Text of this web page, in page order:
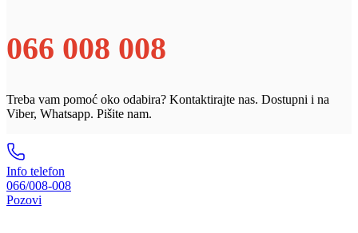
066 008 008
Treba vam pomoć oko odabira? Kontaktirajte nas. Dostupni i na
Viber, Whatsapp. Pišite nam.
Info telefon
066/008-008
Pozovi